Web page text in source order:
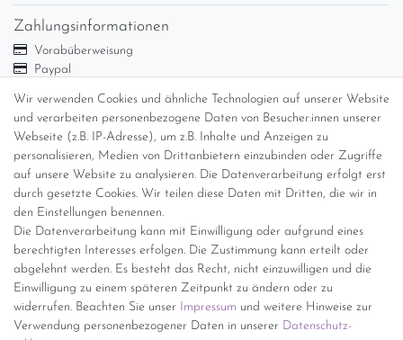
Wir verwenden Cookies und ähnliche Technologien auf unserer Website
und verarbeiten personenbezogene Daten von Besucher:innen unserer
Webseite (z.B. IP-Adresse), um z.B. Inhalte und Anzeigen zu
personalisieren, Medien von Drittanbietern einzubinden oder Zugriffe
auf unsere Website zu analysieren. Die Datenverarbeitung erfolgt erst
durch gesetzte Cookies. Wir teilen diese Daten mit Dritten, die wir in
den Einstellungen benennen.
Die Datenverarbeitung kann mit Einwilligung oder aufgrund eines
berechtigten Interesses erfolgen. Die Zustimmung kann erteilt oder
abgelehnt werden. Es besteht das Recht, nicht einzuwilligen und die
Einwilligung zu einem späteren Zeitpunkt zu ändern oder zu
widerrufen. Beachten Sie unser Impressum und weitere Hinweise zur
Verwendung personenbezogener Daten in unserer Daten­schutz­
Zahlungsinformationen
Vorabüberweisung
Paypal
Versandinformationen
Versand per GLS (6,90 Euro) oder DHL (8,49 Euro ) inkl. MwSt.
(innerhalb Deutschlands)
kostenfreie Lieferung ab 150 Euro Warenwert (innerhalb
Deutschlands)
Übersicht Internationale Versandkosten
Wir kaufen an
Sie haben zuviel Porzellan im Schrank? Gerne kaufen wir dieses an.
Einfach unverbindliches Angebot anfordern.